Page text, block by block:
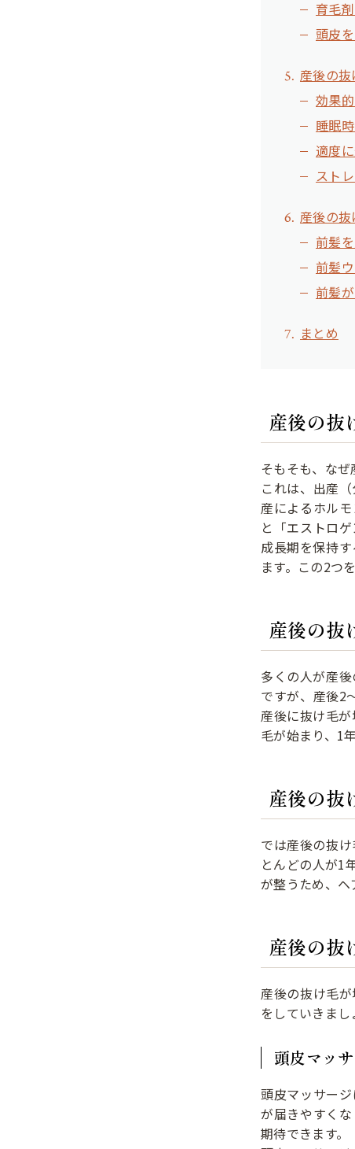
育毛
頭皮
産後の
効果
睡眠
適度
スト
産後の
前髪
前髪
前髪
まとめ
産後の抜
そもそも、な
これは、出産
産によるホル
と「エストロ
成長期を保持
ます。この2つ
産後の抜
多くの人が産
ですが、産後2
産後に抜け毛
毛が始まり、1
産後の抜
では産後の抜
とんどの人が1
が整うため、ヘ
産後の抜
産後の抜け毛
をしていきまし
頭皮マッ
頭皮マッサー
が届きやすく
期待できます。